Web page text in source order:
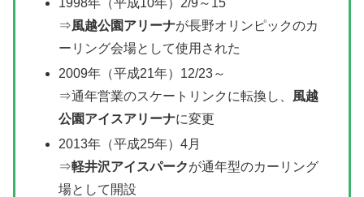
⇒風越公園アリーナが長野オリンピックのカ
ーリング会場として使用された
2009年（平成21年）12/23～
⇒通年営業のスケートリンクに転換し、 風越
公園アイスアリーナに変更
2013年（平成25年）4月
⇒軽井沢アイスパークが通年型のカーリング
場として開設